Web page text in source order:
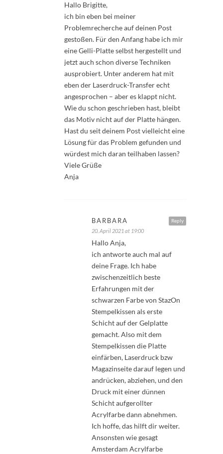
Hallo Brigitte,
ich bin eben bei meiner
Problemrecherche auf deinen Post
gestoßen. Für den Anfang habe ich mir
eine Gelli-Platte selbst hergestellt und
jetzt auch schon diverse Techniken
ausprobiert. Unter anderem hat mit
eben der Laserdruck-Transfer echt
angesprochen – aber es klappt nicht.
Wie du schon geschrieben hast, bleibt
das Motiv nicht auf der Platte hängen.
Hast du seit deinem Post vielleicht eine
Lösung für das Problem gefunden und
würdest mich daran teilhaben lassen?
Viele Grüße
Anja
Reply
BARBARA
20. April 2021 at 19:00
Hallo Anja,
ich antworte auch mal auf
deine Frage. Ich habe
zwischenzeitlich beste
Erfahrungen mit der
schwarzen Farbe von StazOn
Stempelkissen als erste
Schicht auf der Gelplatte
gemacht. Also mit dem
Stempelkissen die Platte
einfärben, Laserdruck bzw
Magazinseite darauf legen und
andrücken, abziehen, und den
Druck mit einer dünnen
Schicht aufgerollter
Acrylfarbe dann abnehmen.
Ich hoffe, das hilft dir weiter.
Ansonsten wie gesagt
Amsterdam Acrylfarbe